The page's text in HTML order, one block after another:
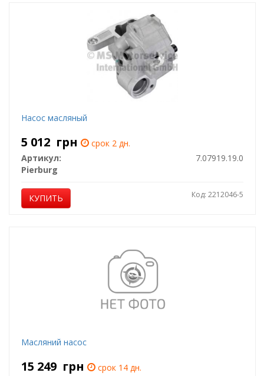
Насос масляный
5 012 грн
срок 2 дн.
Артикул:
7.07919.19.0
Pierburg
КУПИТЬ Код: 2212046-5
Масляний насос
15 249 грн
срок 14 дн.